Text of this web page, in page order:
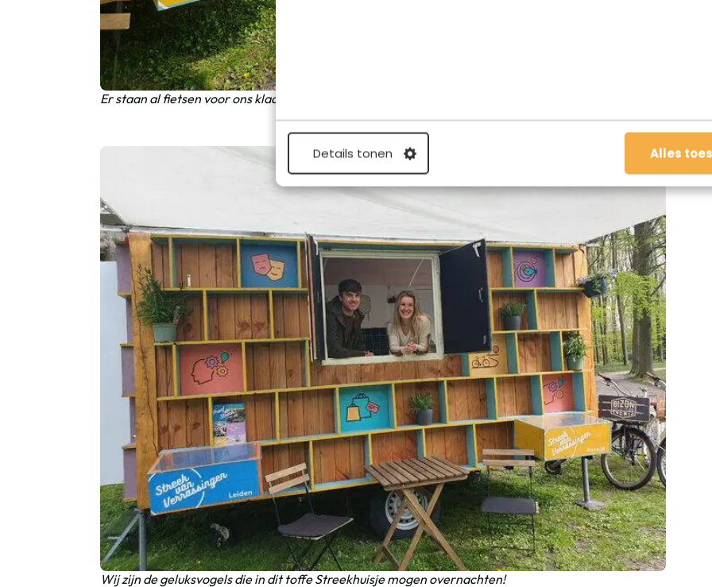
Details tonen Alles
Er staan al fietsen voor ons klaar om de omgeving te ontdekken
Wij zijn de geluksvogels die in dit toffe Streekhuisje mogen overnachten!